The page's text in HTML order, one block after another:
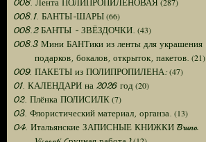
008. Лента ПОЛИПРОПИЛЕНОВАЯ
008.1. БАНТЫ-ШАРЫ(66)
008.2 БАНТЫ - ЗВЁЗДОЧКИ. (43)
008.3 Мини БАНТики из ленты для украшения
подарков, бокалов, открыток, пакетов. (21)
009. ПАКЕТЫ из ПОЛИПРОПИЛЕНА:(47)
01. КАЛЕНДАРИ на 2026 год (20)
02. Плёнка ПОЛИСИЛК(7)
03. Флористический материал, органза. (13)
04. Итальянские ЗАПИСНЫЕ КНИЖКИ Bruno